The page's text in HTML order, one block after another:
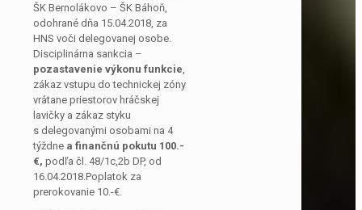
ŠK Bernolákovo – ŠK Báhoň,
odohrané dňa 15.04.2018, za
HNS voči delegovanej osobe.
Disciplinárna sankcia –
pozastavenie výkonu funkcie
zákaz vstupu do technickej zóny
vrátane priestorov hráčskej
lavičky a zákaz styku
s delegovanými osobami na 4
týždne a finančnú pokutu 100.-
€, podľa čl. 48/1c,2b DP, od
16.04.2018.Poplatok za
prerokovanie 10.-€.